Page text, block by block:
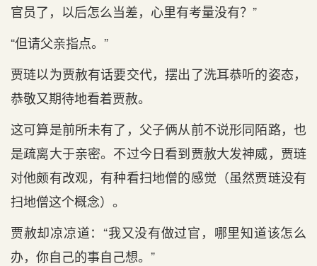
官员了，以后怎么当差，心里有考量没有？”
“但请父亲指点。”
贾琏以为贾赦有话要交代，摆出了洗耳恭听的姿态，
恭敬又期待地看着贾赦。
这可算是前所未有了，父子俩从前不说形同陌路，也
是疏离大于亲密。不过今日看到贾赦大发神威，贾琏
对他颇有改观，有种看扫地僧的感觉（虽然贾琏没有
扫地僧这个概念）。
贾赦却凉凉道：“我又没有做过官，哪里知道该怎么
办，你自己的事自己想。”